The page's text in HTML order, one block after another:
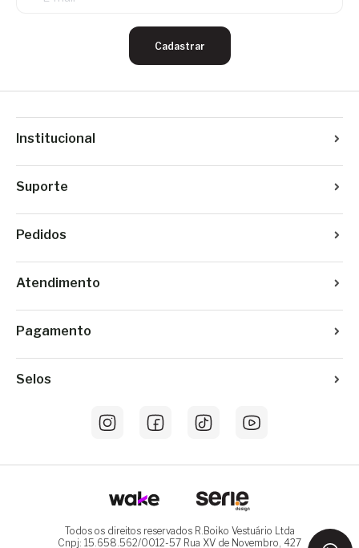
Cadastrar
Institucional
Suporte
Pedidos
Atendimento
Pagamento
Selos
Todos os direitos reservados R.Boiko Vestuário Ltda
Cnpj: 15.658.562/0012-57 Rua XV de Novembro, 427